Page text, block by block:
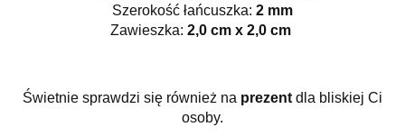
Szerokość łańcuszka: 2 mm
Zawieszka: 2,0 cm x 2,0 cm
Świetnie sprawdzi się również na prezent dla bliskiej Ci
osoby.